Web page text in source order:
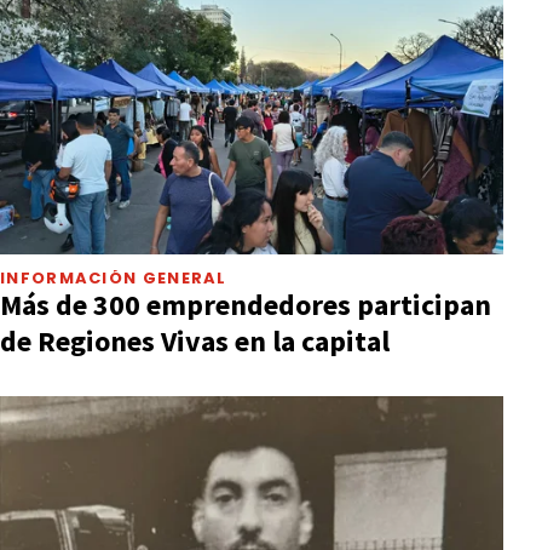
INFORMACIÓN GENERAL
Más de 300 emprendedores participan
de Regiones Vivas en la capital